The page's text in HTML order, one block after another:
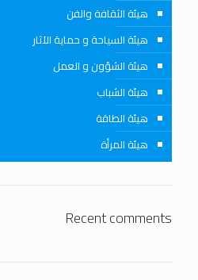
هيئة الثقافة والفن
هيئة السياحة و حماية الآثار
هيئة الشؤون و العمل
هيئة الشباب
هيئة الطاقة
هيئة المرأة
Recent comments